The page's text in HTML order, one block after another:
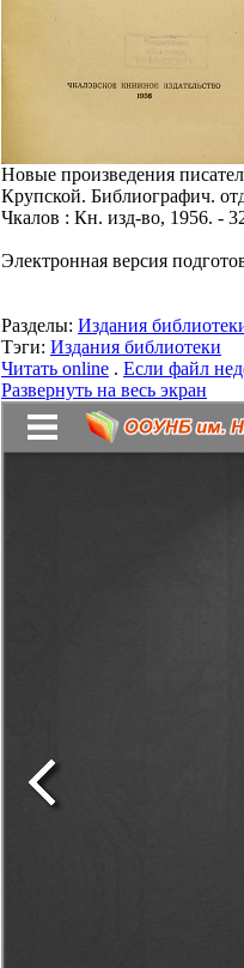
Новые произведения
Крупской. Библиографич.
Чкалов : Кн. изд-во, 1956. -
Электронная версия
Разделы: Издания
Тэги: Издания библиотеки
Читать online . Если файл
Развернуть на весь экран